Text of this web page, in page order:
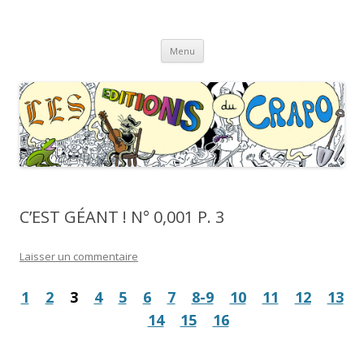
Menu Aller
contenu
C’EST GÉANT ! N° 0,001 P. 3
Laisser un commentaire
1 2 3 4 5 6 7 8-9 10 11 12
13
14
15 16